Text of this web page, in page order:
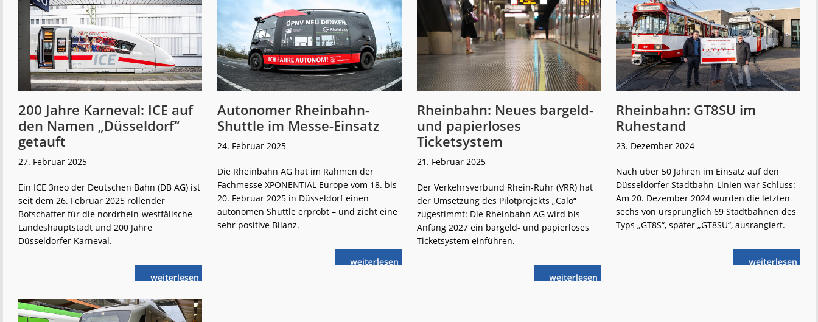
200 Jahre Karneval: ICE auf
den Namen „Düsseldorf“
getauft
27. Februar 2025
Ein ICE 3neo der Deutschen Bahn (DB AG) ist
seit dem 26. Februar 2025 rollender
Botschafter für die nordrhein-westfälische
Landeshauptstadt und 200 Jahre
Düsseldorfer Karneval.
weiterlese
n200 Jahre
den
Namen
„Düsseldorf“
getauft
Autonomer Rheinbahn-
Shuttle im Messe-Einsatz
24. Februar 2025
Die Rheinbahn AG hat im Rahmen der
Fachmesse XPONENTIAL Europe vom 18. bis
20. Februar 2025 in Düsseldorf einen
autonomen Shuttle erprobt – und zieht eine
sehr positive Bilanz.
weiterlese
nAutonomer
Rheinbahn: Neues bargeld-
und papierloses
Ticketsystem
21. Februar 2025
Der Verkehrsverbund Rhein-Ruhr (VRR) hat
der Umsetzung des Pilotprojekts „Calo“
zugestimmt: Die Rheinbahn AG wird bis
Anfang 2027 ein bargeld- und papierloses
Ticketsystem einführen.
weiterlese
nRheinbahn:
Rheinbahn: GT8SU im
Ruhestand
23. Dezember 2024
Nach über 50 Jahren im Einsatz auf den
Düsseldorfer Stadtbahn-Linien war Schluss:
Am 20. Dezember 2024 wurden die letzten
sechs von ursprünglich 69 Stadtbahnen des
Typs „GT8S“, später „GT8SU“, ausrangiert.
weiterlese
nRheinbahn: